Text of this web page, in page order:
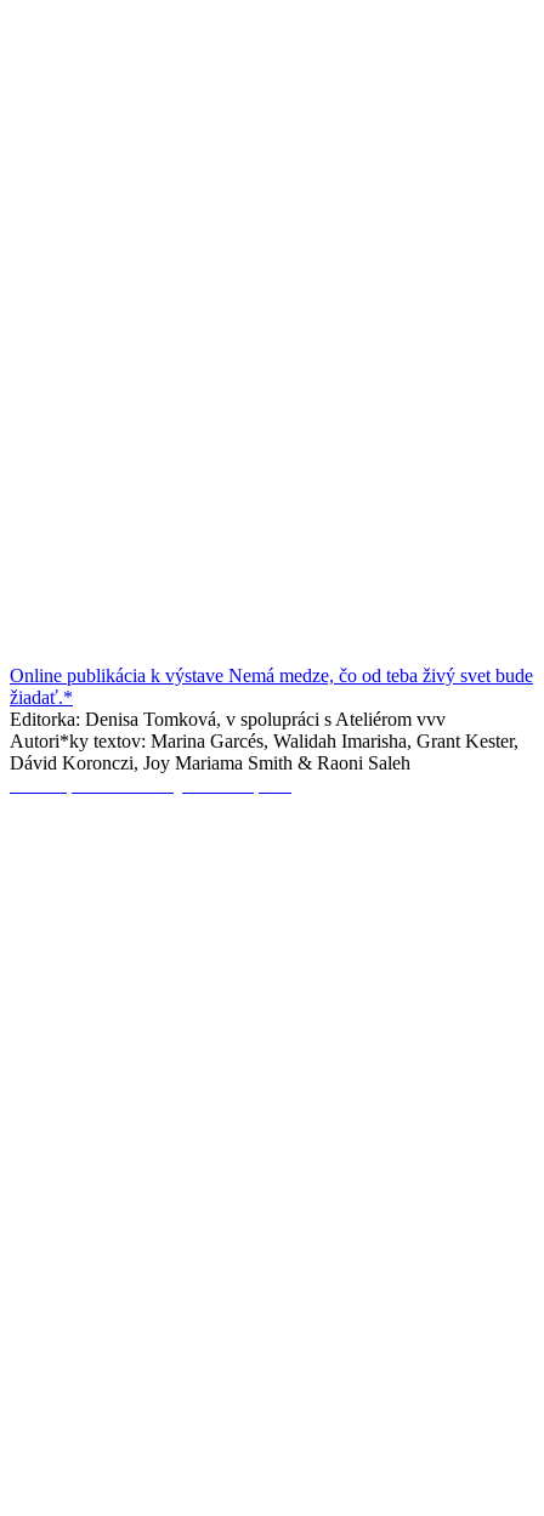
Online publikácia k výstave Nemá medze, čo od teba živý svet bude
žiadať.*
Editorka: Denisa Tomková, v spolupráci s Ateliérom vvv
Autori*ky textov: Marina Garcés, Walidah Imarisha, Grant Kester,
Dávid Koronczi, Joy Mariama Smith & Raoni Saleh